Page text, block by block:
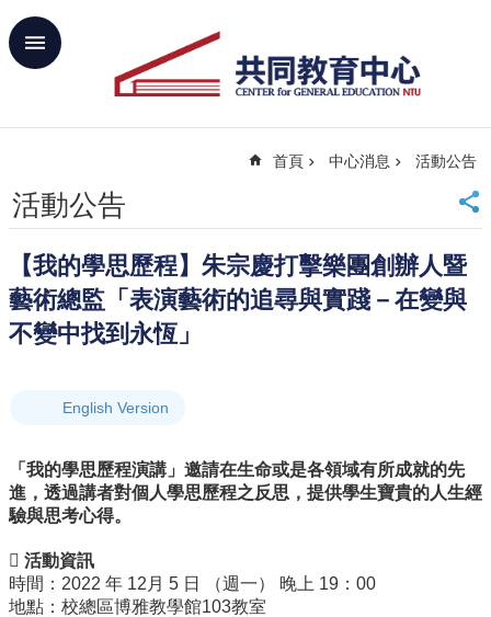
跳到主要內容區塊
進
首
頁
大
首
頁
網
絡
資
訊
關
於
首頁 中心消息 活動公告
活動公告
【我的學思歷程】朱宗慶打擊樂團創辦人暨
藝術總監「表演藝術的追尋與實踐－在變與
不變中找到永恆」
English Version
「我的學思歷程演講」邀請在生命或是各領域有所成就的先
進，透過講者對個人學思歷程之反思，提供學生寶貴的人生經
驗與思考心得。
 活動資訊
時間：2022 年 12月 5 日 （週一） 晚上 19：00
地點：校總區博雅教學館103教室